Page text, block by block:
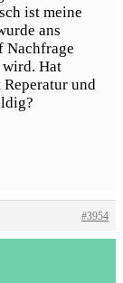
ist meine
ans
Nachfrage
Hat
und
#3954